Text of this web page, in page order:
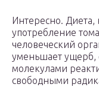
Интересно.
употребление
человеческий
уменьшает
молекулами
свободными